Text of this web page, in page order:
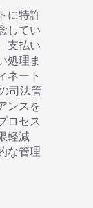
Deutsch
に特許
してい
支払い
処理ま
ネート
司法管
ンスを
ロセス
軽減
な管理